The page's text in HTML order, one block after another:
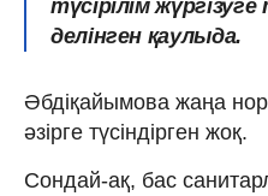
түсірілім
делінген қаулыда.
Әбдіқайымова жаңа
әзірге түсіндірген жоқ.
Сондай-ақ, бас